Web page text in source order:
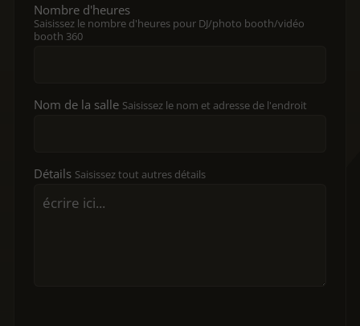
Nombre d'heures
Saisissez le nombre d'heures pour DJ/photo booth/vidéo
booth 360
Nom de la salle Saisissez le nom et adresse de l'endroit
Détails Saisissez tout autres détails